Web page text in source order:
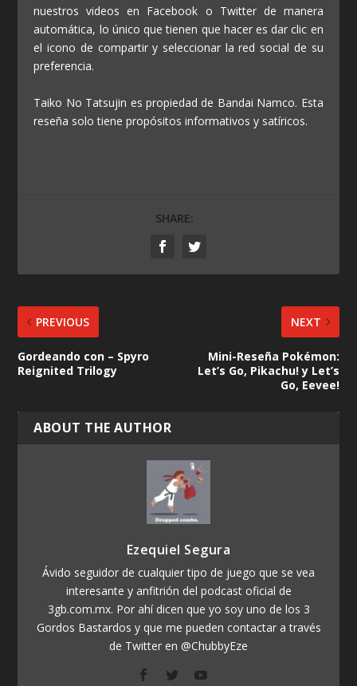
nuestros videos en Facebook o Twitter de manera
automática, lo único que tienen que hacer es dar clic en
el icono de compartir y seleccionar la red social de su
preferencia.
Taiko No Tatsujin es propiedad de Bandai Namco. Esta
reseña solo tiene propósitos informativos y satíricos.
SHARE:
PREVIOUS
Gordeando con – Spyro
Reignited Trilogy
NEXT
Mini-Reseña Pokémon:
Let’s Go, Pikachu! y Let’s
Go, Eevee!
ABOUT THE AUTHOR
Ezequiel Segura
Ávido seguidor de cualquier tipo de juego que se vea
interesante y anfitrión del podcast oficial de
3gb.com.mx. Por ahí dicen que yo soy uno de los 3
Gordos Bastardos y que me pueden contactar a través
de Twitter en @ChubbyEze